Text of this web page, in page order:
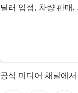
딜러 입점, 차량 판매
공식 미디어 채널에